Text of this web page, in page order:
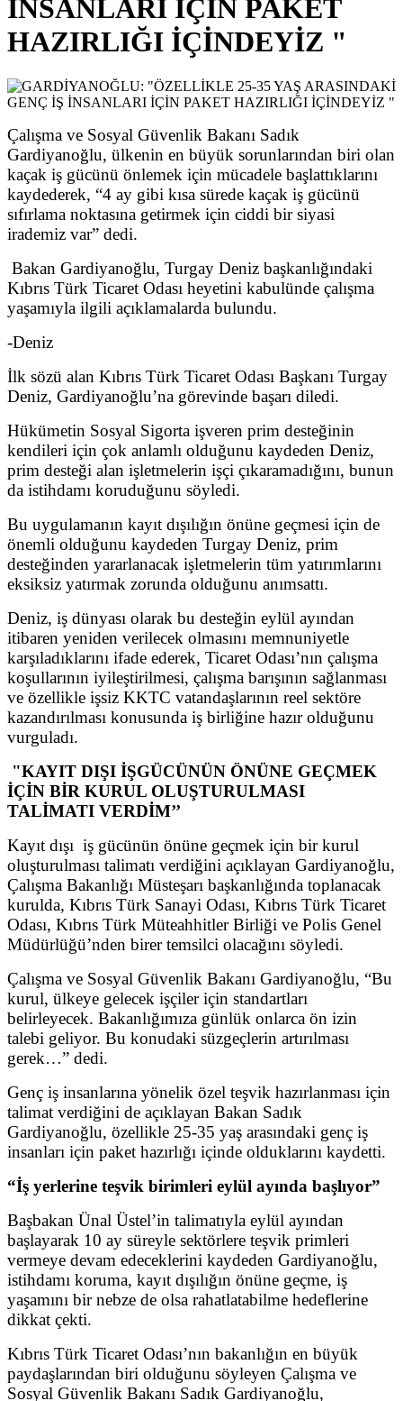
İNSANLARI İÇİN PAKET
HAZIRLIĞI İÇİNDEYİZ "
Çalışma ve Sosyal Güvenlik Bakanı Sadık
Gardiyanoğlu, ülkenin en büyük sorunlarından biri olan
kaçak iş gücünü önlemek için mücadele başlattıklarını
kaydederek, “4 ay gibi kısa sürede kaçak iş gücünü
sıfırlama noktasına getirmek için ciddi bir siyasi
irademiz var” dedi.
Bakan Gardiyanoğlu, Turgay Deniz başkanlığındaki
Kıbrıs Türk Ticaret Odası heyetini kabulünde çalışma
yaşamıyla ilgili açıklamalarda bulundu.
-Deniz
İlk sözü alan Kıbrıs Türk Ticaret Odası Başkanı Turgay
Deniz, Gardiyanoğlu’na görevinde başarı diledi.
Hükümetin Sosyal Sigorta işveren prim desteğinin
kendileri için çok anlamlı olduğunu kaydeden Deniz,
prim desteği alan işletmelerin işçi çıkaramadığını, bunun
da istihdamı koruduğunu söyledi.
Bu uygulamanın kayıt dışılığın önüne geçmesi için de
önemli olduğunu kaydeden Turgay Deniz, prim
desteğinden yararlanacak işletmelerin tüm yatırımlarını
eksiksiz yatırmak zorunda olduğunu anımsattı.
Deniz, iş dünyası olarak bu desteğin eylül ayından
itibaren yeniden verilecek olmasını memnuniyetle
karşıladıklarını ifade ederek, Ticaret Odası’nın çalışma
koşullarının iyileştirilmesi, çalışma barışının sağlanması
ve özellikle işsiz KKTC vatandaşlarının reel sektöre
kazandırılması konusunda iş birliğine hazır olduğunu
vurguladı.
"KAYIT DIŞI İŞGÜCÜNÜN ÖNÜNE GEÇMEK
İÇİN BİR KURUL OLUŞTURULMASI
TALİMATI VERDİM’’
Kayıt dışı iş gücünün önüne geçmek için bir kurul
oluşturulması talimatı verdiğini açıklayan Gardiyanoğlu,
Çalışma Bakanlığı Müsteşarı başkanlığında toplanacak
kurulda, Kıbrıs Türk Sanayi Odası, Kıbrıs Türk Ticaret
Odası, Kıbrıs Türk Müteahhitler Birliği ve Polis Genel
Müdürlüğü’nden birer temsilci olacağını söyledi.
Çalışma ve Sosyal Güvenlik Bakanı Gardiyanoğlu, “Bu
kurul, ülkeye gelecek işçiler için standartları
belirleyecek. Bakanlığımıza günlük onlarca ön izin
talebi geliyor. Bu konudaki süzgeçlerin artırılması
gerek…” dedi.
Genç iş insanlarına yönelik özel teşvik hazırlanması için
talimat verdiğini de açıklayan Bakan Sadık
Gardiyanoğlu, özellikle 25-35 yaş arasındaki genç iş
insanları için paket hazırlığı içinde olduklarını kaydetti.
“İş yerlerine teşvik birimleri eylül ayında başlıyor”
Başbakan Ünal Üstel’in talimatıyla eylül ayından
başlayarak 10 ay süreyle sektörlere teşvik primleri
vermeye devam edeceklerini kaydeden Gardiyanoğlu,
istihdamı koruma, kayıt dışılığın önüne geçme, iş
yaşamını bir nebze de olsa rahatlatabilme hedeflerine
dikkat çekti.
Kıbrıs Türk Ticaret Odası’nın bakanlığın en büyük
paydaşlarından biri olduğunu söyleyen Çalışma ve
Sosyal Güvenlik Bakanı Sadık Gardiyanoğlu,